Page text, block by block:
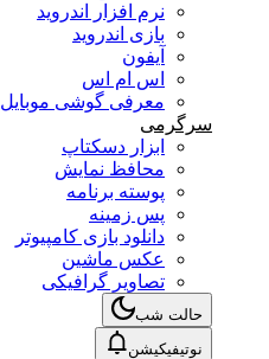
نرم افزار اندروید
بازی اندروید
آیفون
اس ام اس
معرفی گوشی موبایل
سرگرمی
ابزار دسکتاپ
محافظ نمایش
پوسته برنامه
پس زمینه
دانلود بازی کامپیوتر
عکس ماشین
تصاویر گرافیکی
حالت شب
نوتیفیکیشن